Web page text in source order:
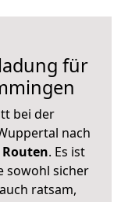
für
bei der
nach
. Es ist
sowohl sicher
ratsam,